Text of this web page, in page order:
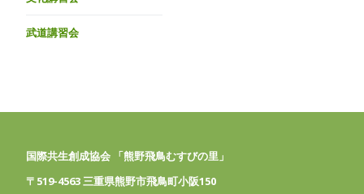
武道講習会
国際共生創成協会 「熊野飛鳥むすびの里」
〒519-4563 三重県熊野市飛鳥町小阪150